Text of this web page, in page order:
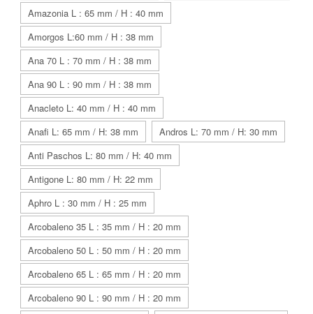
Amazonia L : 65 mm / H : 40 mm
Amorgos L:60 mm / H : 38 mm
Ana 70 L : 70 mm / H : 38 mm
Ana 90 L : 90 mm / H : 38 mm
Anacleto L: 40 mm / H : 40 mm
Anafi L: 65 mm / H: 38 mm
Andros L: 70 mm / H: 30 mm
Anti Paschos L: 80 mm / H: 40 mm
Antigone L: 80 mm / H: 22 mm
Aphro L : 30 mm / H : 25 mm
Arcobaleno 35 L : 35 mm / H : 20 mm
Arcobaleno 50 L : 50 mm / H : 20 mm
Arcobaleno 65 L : 65 mm / H : 20 mm
Arcobaleno 90 L : 90 mm / H : 20 mm